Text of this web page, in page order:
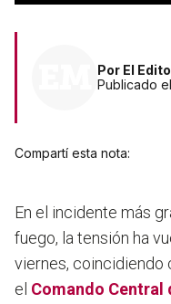
Por El
Publicado
Compartí esta nota:
En el incidente más
fuego, la tensión ha
viernes, coincidiendo
el Comando Central